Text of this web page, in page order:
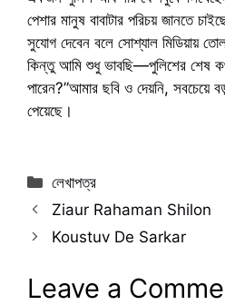
পেশার মানুষ বাবাটার পরিচয় জানতে
সুযোগ দেবেন বলে সোশ্যাল মিডিয়ায়
কিন্তু আমি শুধু ভাবছি—পুলিশের শেষ
পারেন?”আমার ছবি ও দেয়নি, সবচেয়ে
পেয়েছে।
Categories
লেখাপত্র
Ziaur Rahaman Shilon
Koustuv De Sarkar
Leave a